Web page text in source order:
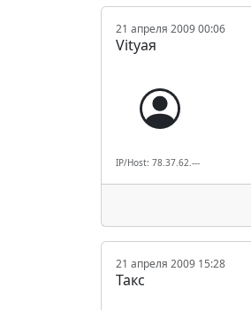
21 апреля 2009 00:06
Vityaя
IP/Host: 78.37.62.---
21 апреля 2009 15:28
Такс